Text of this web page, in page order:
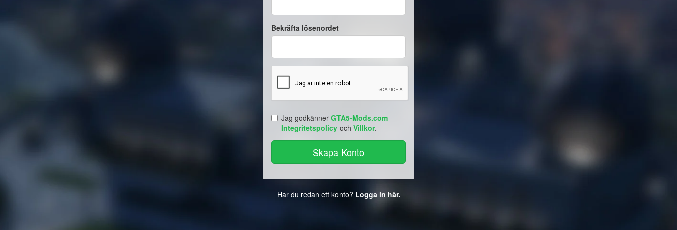
Bekräfta lösenordet
Jag godkänner GTA5-Mods.com
Integritetspolicy och Villkor.
Har du redan ett konto? Logga in här.